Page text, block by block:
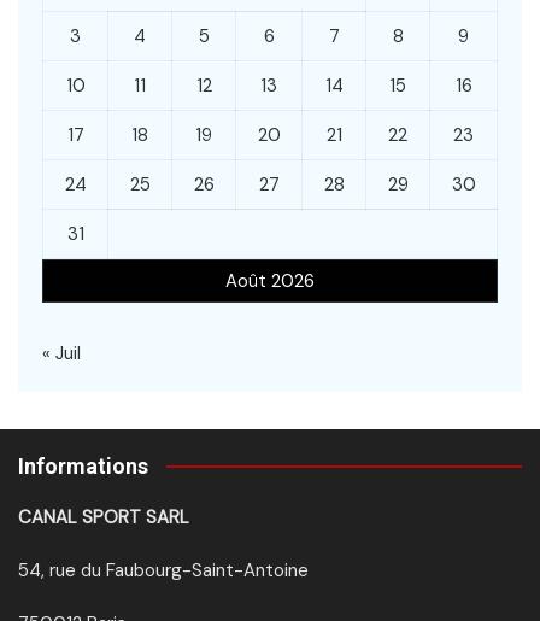
Août 2026
3 4 5 6 7 8 9
10 11 12 13 14 15 16
17 18 19 20 21 22 23
24 25 26 27 28 29 30
31
« Juil
Informations
CANAL SPORT SARL
54, rue du Faubourg-Saint-Antoine